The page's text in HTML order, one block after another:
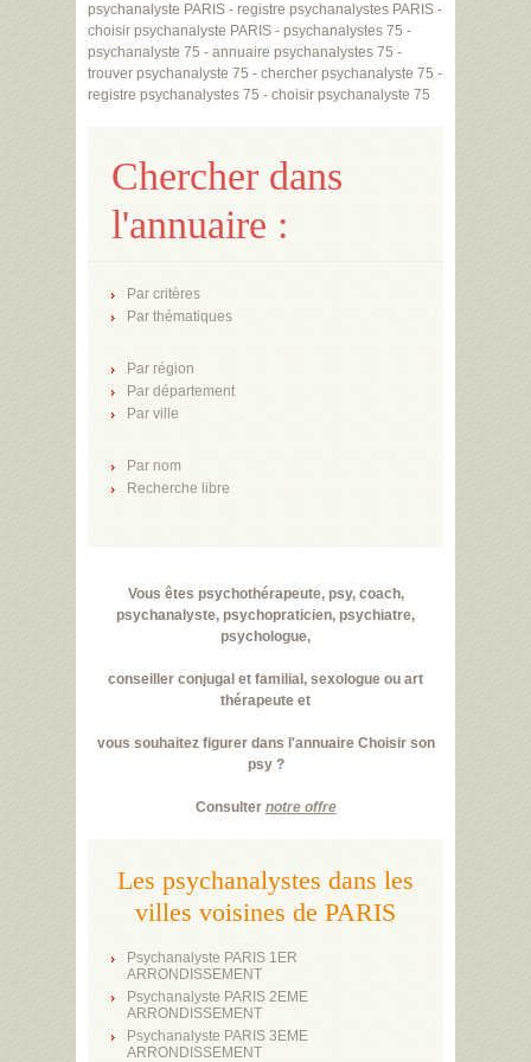
psychanalyste PARIS - registre psychanalystes PARIS -
choisir psychanalyste PARIS - psychanalystes 75 -
psychanalyste 75 - annuaire psychanalystes 75 -
trouver psychanalyste 75 - chercher psychanalyste 75 -
registre psychanalystes 75 - choisir psychanalyste 75
Chercher dans
l'annuaire :
Par critères
Par thématiques
Par région
Par département
Par ville
Par nom
Recherche libre
Vous êtes psychothérapeute, psy, coach,
psychanalyste, psychopraticien, psychiatre,
psychologue,
conseiller conjugal et familial, sexologue ou art
thérapeute et
vous souhaitez figurer dans l'annuaire Choisir son
psy ?
Consulter notre offre
Les psychanalystes dans les
villes voisines de PARIS
Psychanalyste PARIS 1ER
ARRONDISSEMENT
Psychanalyste PARIS 2EME
ARRONDISSEMENT
Psychanalyste PARIS 3EME
ARRONDISSEMENT